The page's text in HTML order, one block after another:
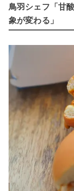
鳥羽シェフ「甘
象が変わる」